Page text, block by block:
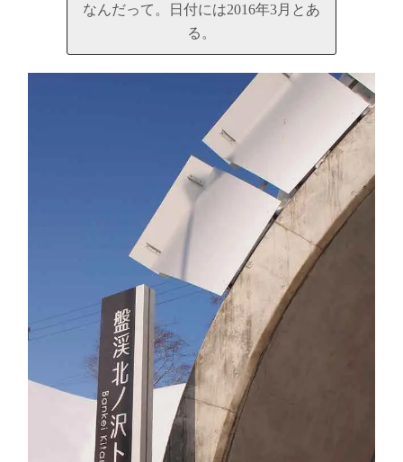
なんだって。日付には2016年3月とあ
る。